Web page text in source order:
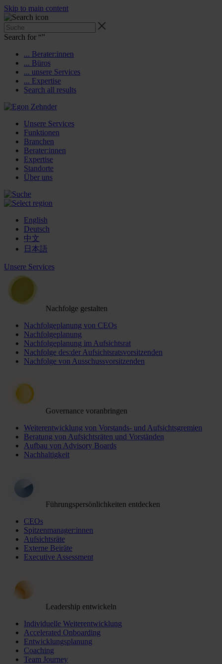
Skip to main content
Search for “”
... Berater:innen
... Büros
... unsere Services
... Expertise
Search all results
Unsere Services
Funktionen
Branchen
Berater:innen
Expertise
Standorte
Über uns
English
Deutsch
中文
日本語
Unsere Services
Nachfolge gestalten
Nachfolgeplanung von CEOs
Nachfolgeplanung
Nachfolgeplanung im Aufsichtsrat
Nachfolge des:der Aufsichtsratsvorsitzenden
Nachfolge von Ausschussvorsitzenden
Governance voranbringen
Weiterentwicklung von Vorstands- und Aufsichtsgremien
Beratung von Aufsichtsräten und Vorständen
Aufbau von Advisory Boards
Nachhaltigkeit
Führungspersönlichkeiten entdecken
CEOs
Spitzenmanager:innen
Aufsichtsräte
Externe Beiräte
Executive Assessment
Leadership entwickeln
Individuelle Weiterentwicklung
Accelerated Onboarding
Entwicklungsplanung
Coaching
Team Journey